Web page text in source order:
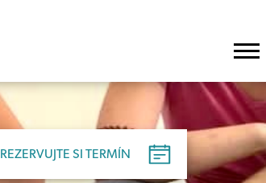
REZERVUJTE SI TERMÍN